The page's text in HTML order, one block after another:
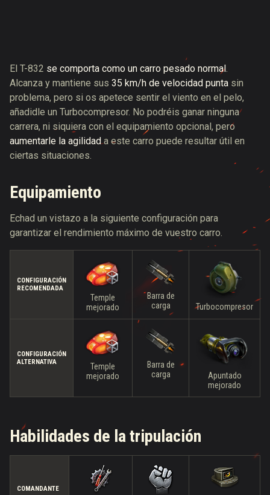
El T-832 se comporta como un carro pesado normal.
Alcanza y mantiene sus 35 km/h de velocidad punta sin
problema, pero si os apetece sentir el viento en el pelo,
añadidle un Turbocompresor. No podréis ganar ninguna
carrera, ni siquiera con el equipamiento opcional, pero
aumentarle la agilidada este carro puede resultar útil en
ciertas situaciones.
Equipamiento
Echad un vistazo a la siguiente configuración para
garantizar el rendimiento máximo de vuestro carro.
CONFIGURACIÓN
RECOMENDADA
Temple
mejorado
Barra de
carga
Turbocompresor
CONFIGURACIÓN
ALTERNATIVA
Temple
mejorado
Barra de
carga
Apuntado
mejorado
Habilidades de la tripulación
COMANDANTE